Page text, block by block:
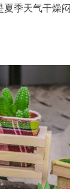
季天气干燥